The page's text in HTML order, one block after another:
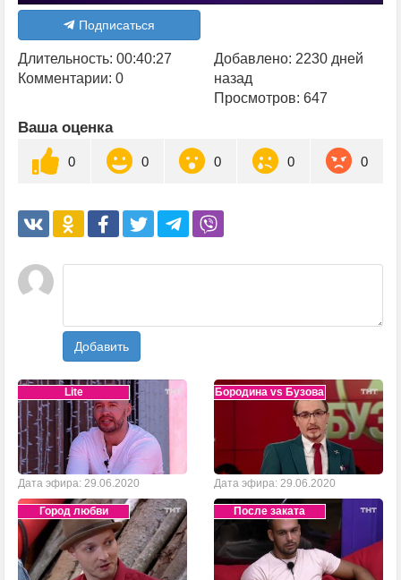
Подписаться
Длительность: 00:40:27
Комментарии: 0
Добавлено: 2230 дней
назад
Просмотров: 647
Ваша оценка
0 0 0 0 0
Добавить
Lite
Дата эфира: 29.06.2020
Бородина vs Бузова
Дата эфира: 29.06.2020
Город любви После заката